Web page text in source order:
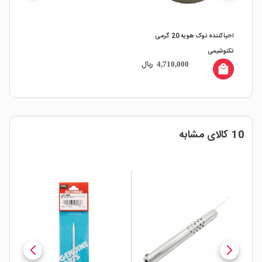
احیاکننده نوک هویه 20 گرمی
تکنوشیمی
4,710,000 ریال local_mall
10 کالای مشابه